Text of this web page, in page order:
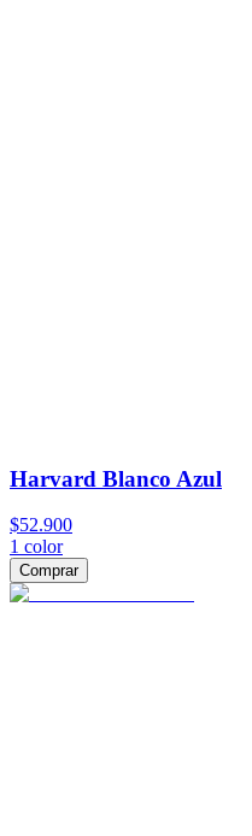
Harvard Blanco Azul
$52.900
1 color
Comprar